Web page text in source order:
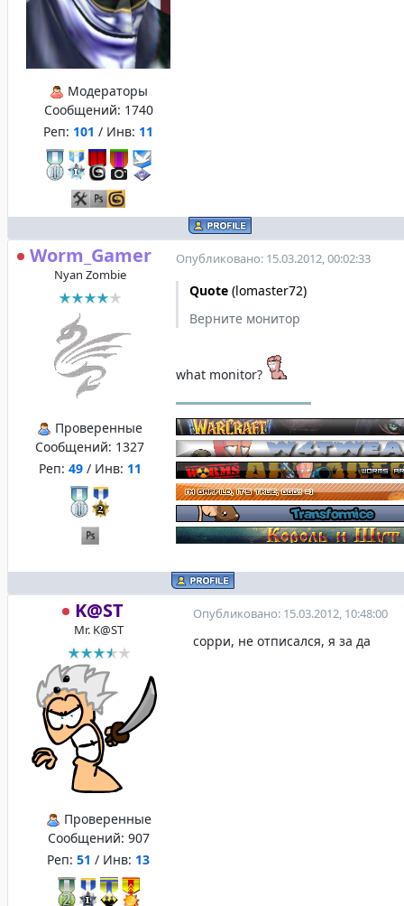
Модераторы
Сообщений: 1740
Реп: 101 / Инв: 11
Worm_Gamer
Nyan Zombie
Проверенные
Сообщений: 1327
Реп: 49/ Инв: 11
Опубликовано: 15.03.2012, 00:02:33
Quote (lomaster72)
Верните монитор
what monitor?
K@ST
Mr. K@ST
Проверенные
Сообщений: 907
Реп: 51 / Инв: 13
Опубликовано: 15.03.2012, 10:48:00
сорри, не отписался, я за да